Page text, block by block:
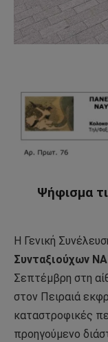
Ψήφισμα
Η Γενική
Συνταξιούχων
Σεπτέμβρη στη
στον Πειραιά
καταστροφικές
προηγούμενο